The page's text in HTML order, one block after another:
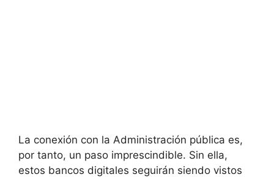
La conexión con la Administración pública es,
por tanto, un paso imprescindible. Sin ella,
estos bancos digitales seguirán siendo vistos